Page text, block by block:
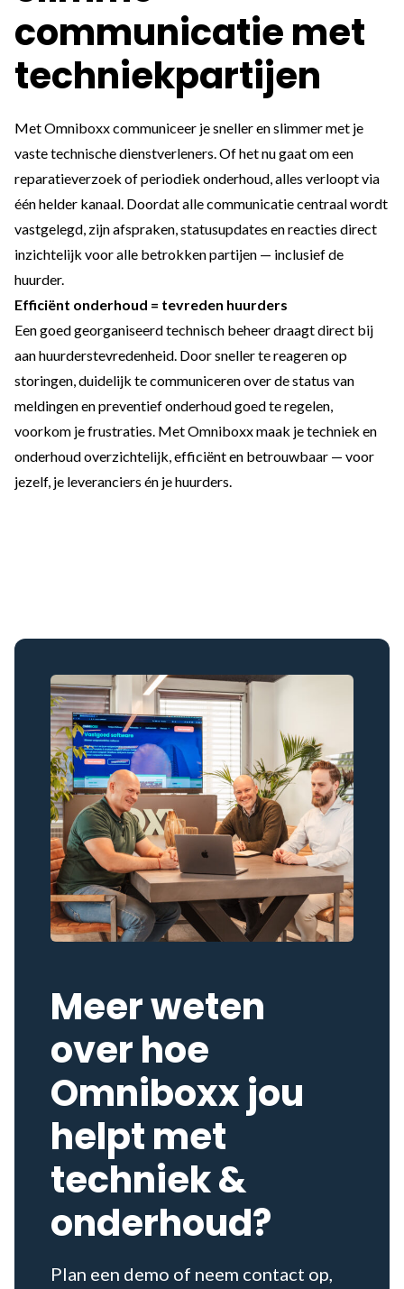
communicatie met
techniekpartijen
Met Omniboxx communiceer je sneller en slimmer met je
vaste technische dienstverleners. Of het nu gaat om een
reparatieverzoek of periodiek onderhoud, alles verloopt via
één helder kanaal. Doordat alle communicatie centraal wordt
vastgelegd, zijn afspraken, statusupdates en reacties direct
inzichtelijk voor alle betrokken partijen — inclusief de
huurder.
Efficiënt onderhoud = tevreden huurders
Een goed georganiseerd technisch beheer draagt direct bij
aan huurderstevredenheid. Door sneller te reageren op
storingen, duidelijk te communiceren over de status van
meldingen en preventief onderhoud goed te regelen,
voorkom je frustraties. Met Omniboxx maak je techniek en
onderhoud overzichtelijk, efficiënt en betrouwbaar — voor
jezelf, je leveranciers én je huurders.
Meer weten
over hoe
Omniboxx jou
helpt met
techniek &
onderhoud?
Plan een demo of neem contact op,